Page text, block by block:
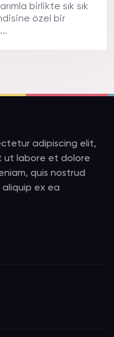
birlikte sık sık
özel bir
adipiscing elit,
ut labore et dolore
quis nostrud
ex ea